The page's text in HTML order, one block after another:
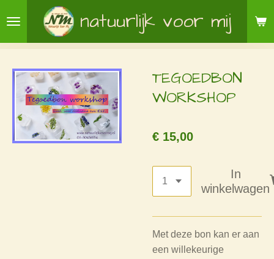
direct
naar
hoofdinhoud
natuurlijk voor mij
TEGOEDBON
WORKSHOP
€ 15,00
In
winkelwagen
Met deze bon kan er aan
een willekeurige